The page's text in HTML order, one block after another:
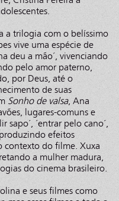
a trilogia com o belíssimo
vive uma espécie de
deu a mão´, vivenciando
pelo amor paterno,
por Deus, até o
de suas
Sonho de valsa, Ana
lugares-comuns e
sapo´, ´entrar pelo cano´,
produzindo efeitos
contexto do filme. Xuxa
a mulher madura,
do cinema brasileiro.
e seus filmes como